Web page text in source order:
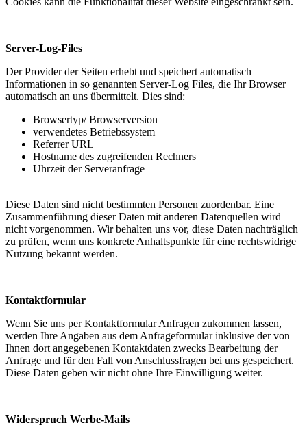
Server-Log-Files
Der Provider der Seiten erhebt und speichert automatisch
Informationen in so genannten Server-Log Files, die Ihr Browser
automatisch an uns übermittelt. Dies sind:
Browsertyp/ Browserversion
verwendetes Betriebssystem
Referrer URL
Hostname des zugreifenden Rechners
Uhrzeit der Serveranfrage
Diese Daten sind nicht bestimmten Personen zuordenbar. Eine
Zusammenführung dieser Daten mit anderen Datenquellen wird
nicht vorgenommen. Wir behalten uns vor, diese Daten nachträglich
zu prüfen, wenn uns konkrete Anhaltspunkte für eine rechtswidrige
Nutzung bekannt werden.
Kontaktformular
Wenn Sie uns per Kontaktformular Anfragen zukommen lassen,
werden Ihre Angaben aus dem Anfrageformular inklusive der von
Ihnen dort angegebenen Kontaktdaten zwecks Bearbeitung der
Anfrage und für den Fall von Anschlussfragen bei uns gespeichert.
Diese Daten geben wir nicht ohne Ihre Einwilligung weiter.
Widerspruch Werbe-Mails